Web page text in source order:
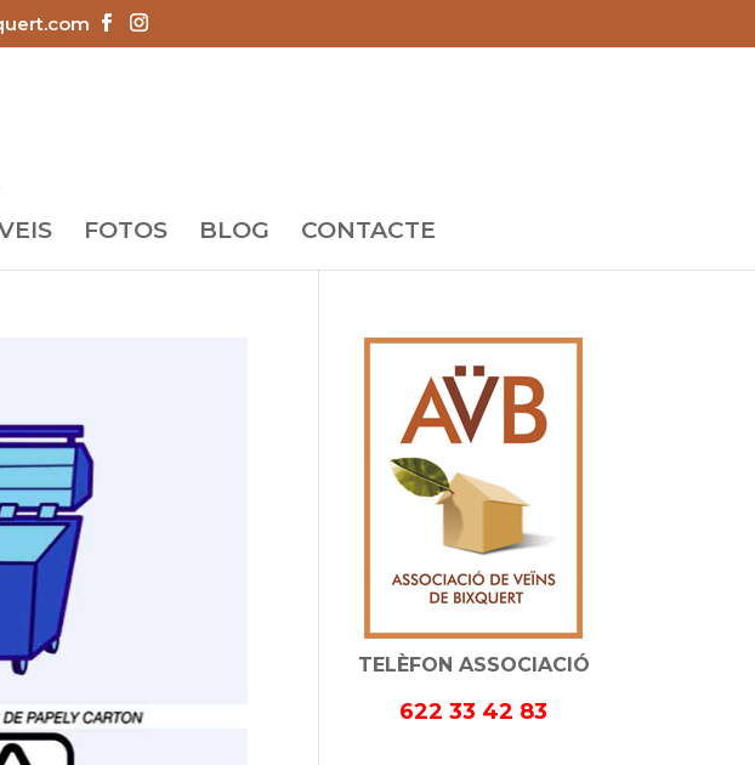
FOTOS BLOG CONTACTE
TELÈFON ASSOCIACIÓ
622 33 42 83